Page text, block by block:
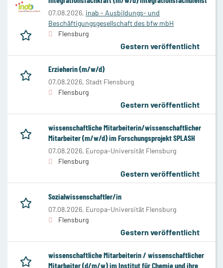
07.08.2026, inab - Ausbildungs- und
Beschäftigungsgesellschaft des bfw mbH
Flensburg
Gestern veröffentlicht
Erzieherin (m/w/d)
07.08.2026, Stadt Flensburg
Flensburg
Gestern veröffentlicht
wissenschaftliche Mitarbeiterin/wissenschaftlicher
Mitarbeiter (m/w/d) im Forschungsprojekt SPLASH
07.08.2026, Europa-Universität Flensburg
Flensburg
Gestern veröffentlicht
Sozialwissenschaftler/in
07.08.2026, Europa-Universität Flensburg
Flensburg
Gestern veröffentlicht
wissenschaftliche Mitarbeiterin / wissenschaftlicher
Mitarbeiter (d/m/w) im Institut für Chemie und ihre